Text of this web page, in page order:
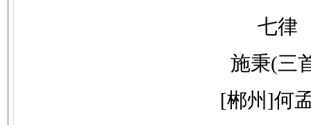
七律
施秉(三
[郴州]何